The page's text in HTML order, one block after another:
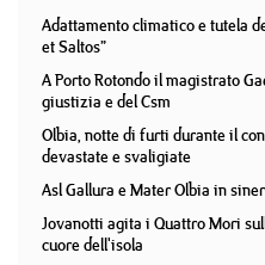
Adattamento climatico e tutela
et Saltos”
A Porto Rotondo il magistrato
giustizia e del Csm
Olbia, notte di furti durante il
devastate e svaligiate
Asl Gallura e Mater Olbia in
Jovanotti agita i Quattro Mori
cuore dell'isola